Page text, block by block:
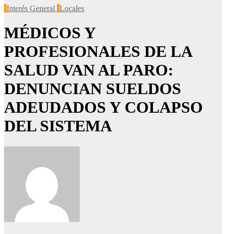
Interés General Locales
MÉDICOS Y
PROFESIONALES DE LA
SALUD VAN AL PARO:
DENUNCIAN SUELDOS
ADEUDADOS Y COLAPSO
DEL SISTEMA